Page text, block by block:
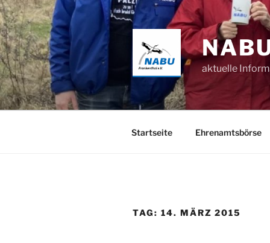
Zum
Inhalt
springen
aktuelle
Startseite Ehrenamtsbörse
TAG: 14. MÄRZ 2015